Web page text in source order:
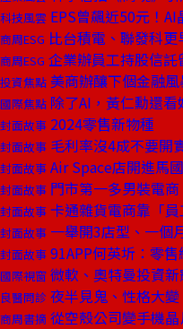
科技風雲 EPS曾飆近50元！
商周ESG 比台積電、聯發科
商周ESG 企業辦員工持股信
投資焦點 美商辦釀下個金融
國際焦點 除了AI，黃仁勳還
封面故事 2024零售新物種
封面故事 毛利率沒4成不要
封面故事 Air Space店開進馬
封面故事 門市第一多男裝電
封面故事 卡通雜貨電商靠「
封面故事 一舉開3店型、一個
封面故事 91APP何英圻：零
國際視窗 微軟、奧特曼投資
良醫問診 夜半見鬼、性格大
商周書摘 從空殼公司變手機